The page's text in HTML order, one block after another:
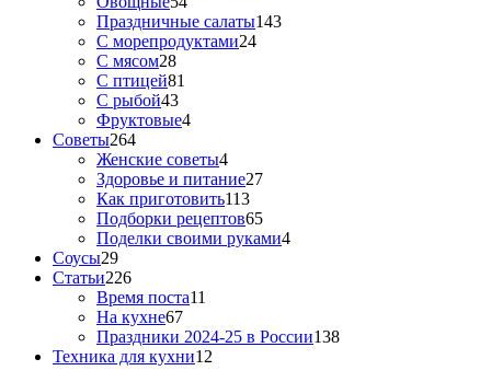
Праздничные салаты143
С морепродуктами24
С мясом28
С птицей81
С рыбой43
Фруктовые4
Советы264
Женские советы4
Здоровье и питание27
Как приготовить113
Подборки рецептов65
Поделки своими руками4
Соусы29
Статьи226
Время поста11
На кухне67
Праздники 2024-25 в России138
Техника для кухни12